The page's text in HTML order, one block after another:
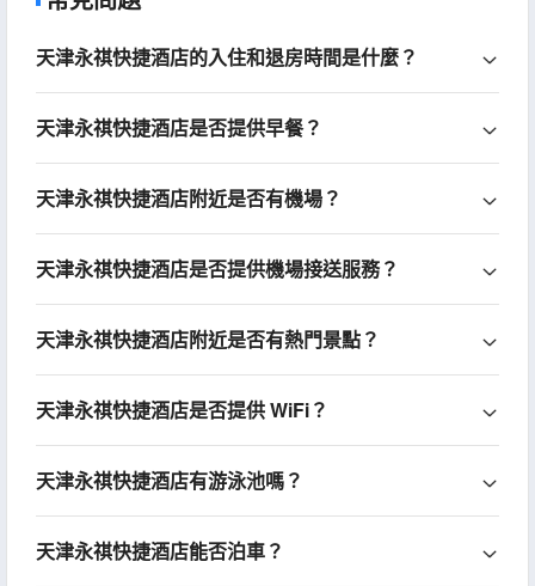
天津永祺快捷酒店的入住和退房時間是什麼？
天津永祺快捷酒店是否提供早餐？
天津永祺快捷酒店附近是否有機場？
天津永祺快捷酒店是否提供機場接送服務？
天津永祺快捷酒店附近是否有熱門景點？
天津永祺快捷酒店是否提供 WiFi？
天津永祺快捷酒店有游泳池嗎？
天津永祺快捷酒店能否泊車？